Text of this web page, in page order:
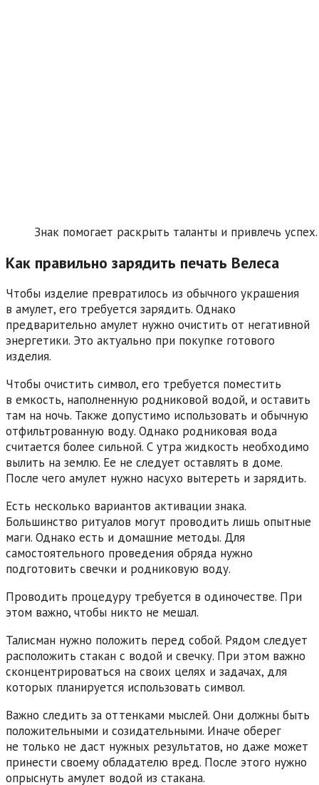
Знак помогает раскрыть таланты и привлечь успех.
Как правильно зарядить печать Велеса
Чтобы изделие превратилось из обычного украшения
в амулет, его требуется зарядить. Однако
предварительно амулет нужно очистить от негативной
энергетики. Это актуально при покупке готового
изделия.
Чтобы очистить символ, его требуется поместить
в емкость, наполненную родниковой водой, и оставить
там на ночь. Также допустимо использовать и обычную
отфильтрованную воду. Однако родниковая вода
считается более сильной. С утра жидкость необходимо
вылить на землю. Ее не следует оставлять в доме.
После чего амулет нужно насухо вытереть и зарядить.
Есть несколько вариантов активации знака.
Большинство ритуалов могут проводить лишь опытные
маги. Однако есть и домашние методы. Для
самостоятельного проведения обряда нужно
подготовить свечки и родниковую воду.
Проводить процедуру требуется в одиночестве. При
этом важно, чтобы никто не мешал.
Талисман нужно положить перед собой. Рядом следует
расположить стакан с водой и свечку. При этом важно
сконцентрироваться на своих целях и задачах, для
которых планируется использовать символ.
Важно следить за оттенками мыслей. Они должны быть
положительными и созидательными. Иначе оберег
не только не даст нужных результатов, но даже может
принести своему обладателю вред. После этого нужно
опрыснуть амулет водой из стакана.